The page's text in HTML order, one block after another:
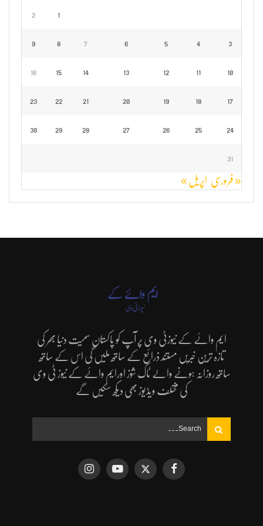
1
2
3
4
5
6
7
8
9
10
11
12
13
14
15
16
17
18
19
20
21
22
23
24
25
26
27
28
29
30
31
« فروری اپریل »
ایم وائے کے نیوزٹی وی پر آپ کو پاکستان سمیت دنیا بھر کی
تازہ ترین خبریں مستند ذرائع کے ساتھ ملیں گی اس کے ساتھ
ساتھ روزانہ ہونے والے ٹاک شوز اورایم وائے کے نیوز ٹی وی
کی مختلف ویڈیوز بھی دیکھ سکیں گے